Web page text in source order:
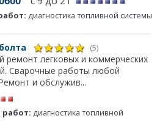
диагностика топливной системы
(5)
ремонт легковых и коммерческих
Сварочные работы любой
и обслужив...
диагностика топливной